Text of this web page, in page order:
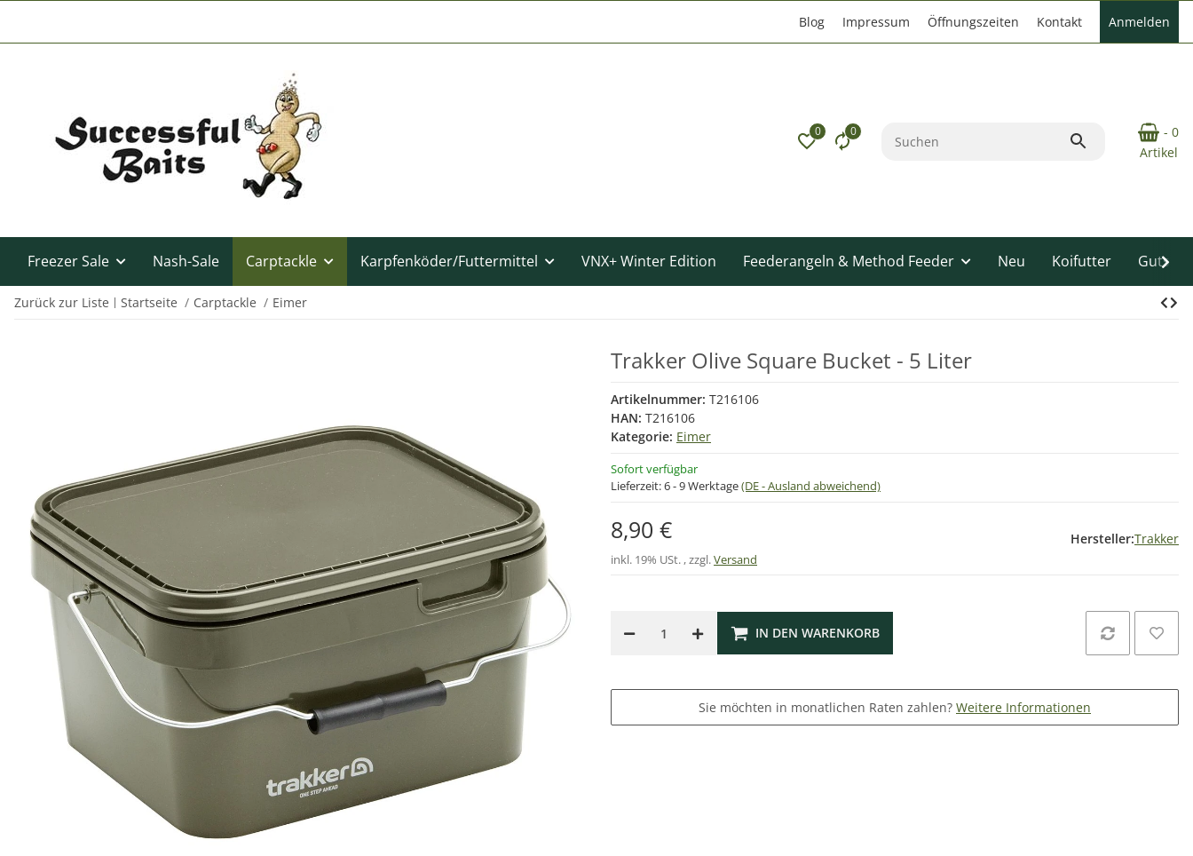
Blog Impressum Öffnungszeiten Kontakt Anmelden
0 0
- 0
Artikel
Freezer Sale Nash-Sale Carptackle Karpfenköder/Futtermittel VNX+ Winter Edition Feederangeln & Method Feeder Neu Koifutter
Zurück zur Liste Startseite Carptackle Eimer
Trakker Olive Square Bucket - 5 Liter
Artikelnummer: T216106
HAN: T216106
Kategorie: Eimer
Sofort verfügbar
Lieferzeit:6 - 9 Werktage(DE - Ausland abweichend)
8,90 €
inkl. 19% USt. , zzgl.Versand
Hersteller:Trakker
IN DEN WARENKORB
Sie möchten in monatlichen Raten zahlen? Weitere Informationen